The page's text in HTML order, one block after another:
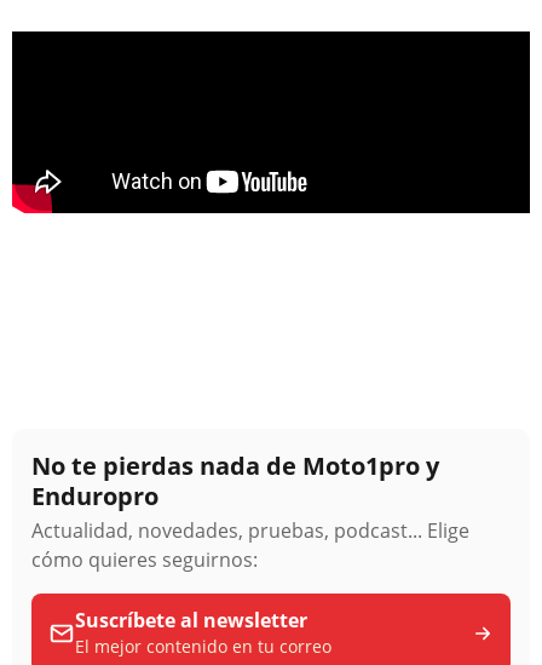
No te pierdas nada de Moto1pro y
Enduropro
Actualidad, novedades, pruebas, podcast... Elige
cómo quieres seguirnos:
Suscríbete al newsletter
El mejor contenido en tu correo